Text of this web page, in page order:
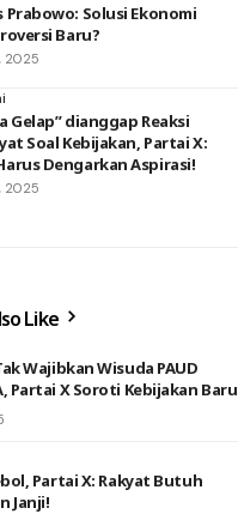
Prabowo: Solusi Ekonomi
Baru?
2025
Gelap” dianggap Reaksi
Soal Kebijakan, Partai X:
Dengarkan Aspirasi!
2025
Like
Wajibkan Wisuda PAUD
Partai X Soroti Kebijakan Baru
Partai X: Rakyat Butuh
Janji!